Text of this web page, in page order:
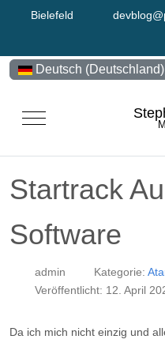
Bielefeld
Sprache auswählen
Deutsch (Deutschland)
Mobile Menu Toggle
Startrack
Software
admin Kategorie:
Veröffentlicht: 12. April
Da ich mich nicht einzig und